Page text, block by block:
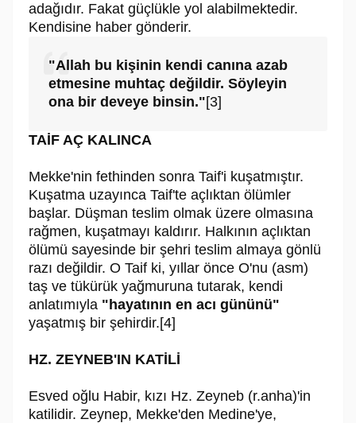
adağıdır. Fakat güçlükle yol alabilmektedir.
Kendisine haber gönderir.
"Allah bu kişinin kendi canına azab
etmesine muhtaç değildir. Söyleyin
ona bir deveye binsin."[3]
TAİF AÇ KALINCA
Mekke'nin fethinden sonra Taif'i kuşatmıştır.
Kuşatma uzayınca Taif'te açlıktan ölümler
başlar. Düşman teslim olmak üzere olmasına
rağmen, kuşatmayı kaldırır. Halkının açlıktan
ölümü sayesinde bir şehri teslim almaya gönlü
razı değildir. O Taif ki, yıllar önce O'nu (asm)
taş ve tükürük yağmuruna tutarak, kendi
anlatımıyla "hayatının en acı gününü"
yaşatmış bir şehirdir.[4]
HZ. ZEYNEB'IN KATİLİ
Esved oğlu Habir, kızı Hz. Zeyneb (r.anha)'in
katilidir. Zeynep, Mekke'den Medine'ye,